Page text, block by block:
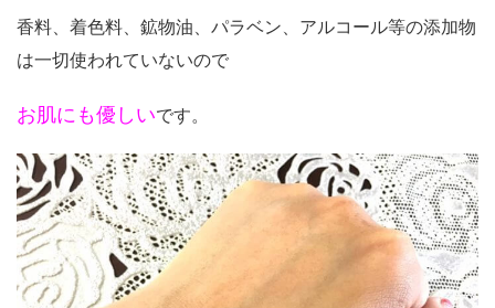
香料、着色料、鉱物油、パラベン、アルコール等の添加物
は一切使われていないので
お肌にも優しいです。